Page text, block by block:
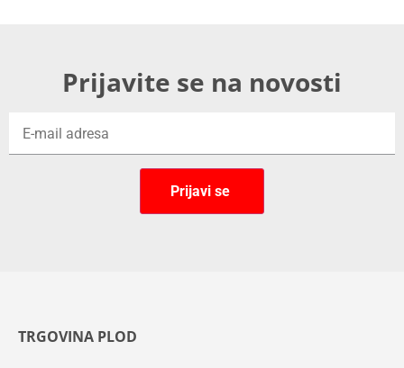
Prijavite se na novosti
TRGOVINA PLOD